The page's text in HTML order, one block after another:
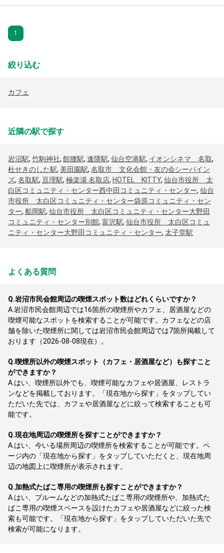
1
絞り込む
カフェ
近隣の駅で探す
岩沼駅, 竹駒神社, 館腰駅, 逢隈駅, 仙台空港駅, イオンシネマ 名取,
杜せきのした駅, 美田園駅, 名取市 文化会館・友の会シーパイン
ズ, 名取駅, 亘理駅, 極楽湯 名取店, HOTEL KITTY, 仙台市役所 太
白区コミュニティ・センター西中田コミュニティ・センター, 仙台
市役所 太白区コミュニティ・センター袋原コミュニティ・セン
ター, 船岡駅, 仙台市役所 太白区コミュニティ・センター大野田
コミュニティ・センター別館, 富沢駅, 仙台市役所 太白区コミュ
ニティ・センター大野田コミュニティ・センター, 太子堂駅
よくある質問
Q.岩沼市民会館周辺の喫煙スポット数はどれくらいですか？
A.岩沼市民会館周辺では16箇所の喫煙所やカフェ、居酒屋などの
喫煙可能なスポットを検索することが可能です。カフェなどの店
舗を除いた喫煙所に関しては岩沼市民会館周辺では7箇所掲載して
おります（2026-08-08現在）。
Q.喫煙所以外の喫煙スポット（カフェ・居酒屋など）も探すこと
ができますか？
A. はい、喫煙所以外でも、喫煙可能なカフェや居酒屋、レストラ
ンなどを掲載しております。「現在地から探す」をタップしてい
ただいた先では、カフェや居酒屋などに絞って検索することも可
能です。
Q.現在地周辺の喫煙所を探すことができますか？
A. はい、今いる場所周辺の喫煙所を検索することが可能です。ペ
ージ内の「現在地から探す」をタップしていただくと、現在地周
辺の地図上に喫煙所が表示されます。
Q.加熱式たばこ専用の喫煙所も探すことができますか？
A. はい、プルームなどの加熱式たばこ専用の喫煙所や、加熱式た
ばこ専用の喫煙スペースを設けたカフェや居酒屋などに絞った検
索も可能です。「現在地から探す」をタップしていただいた先で
検索が可能になります。